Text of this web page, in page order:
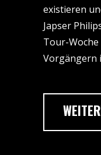
existieren
Japser
Tour-
Vorgängern